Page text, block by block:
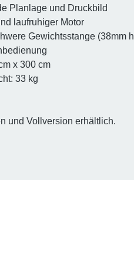
Planlage und Druckbild
laufruhiger Motor
Gewichtsstange (38mm
x 300 cm
33 kg
und Vollversion erhältlich.